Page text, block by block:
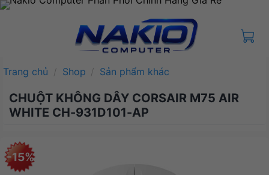
Bỏ
Trang chủ / Shop / Sản phẩm khác
CHUỘT KHÔNG DÂY CORSAIR M75 AIR
WHITE CH-931D101-AP
-15%